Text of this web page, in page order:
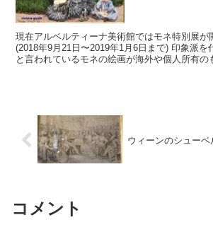
現在アルベルティーナ美術館ではモネ特別展が
(2018年9月21日〜2019年1月6日まで) 印象派を
と言われているモネの絵画が海外や個人所有の
ウィーンのシュー
コメント